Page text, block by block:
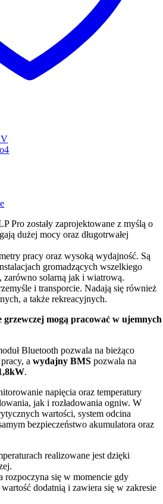
Pro zostały zaprojektowane z myślą o
dużej mocy oraz długotrwałej
pracy oraz wysoką wydajność. Są
gromadzących wszelkiego
zarówno solarną jak i wiatrową.
i transporcie. Nadają się również
a także rekreacyjnych.
mogą pracować w ujemnych
Bluetooth pozwala na bieżąco
pracy, awydajny BMS pozwala na
.
napięcia oraz temperatury
jak i rozładowania ogniw. W
wartości, system odcina
bezpieczeństwo akumulatora oraz
realizowane jest dzięki
rozpoczyna się w momencie gdy
dodatnią i zawiera się w zakresie